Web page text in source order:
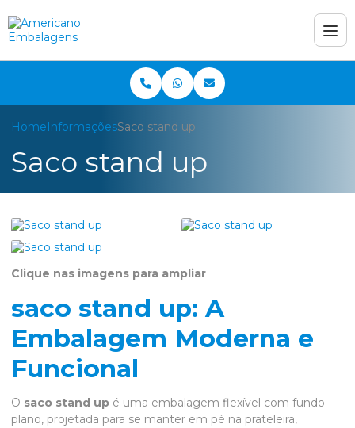
HomeInformaçõesSaco stand up
Saco stand up
Clique nas imagens para ampliar
saco stand up: A
Embalagem Moderna e
Funcional
O saco stand up é uma embalagem flexível com fundo
plano, projetada para se manter em pé na prateleira,